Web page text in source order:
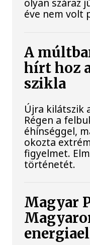
olyan száraz
éve nem volt
A
hírt hoz
szikla
Újra kilátszik
Régen a
éhínséggel,
okozta
figyelmet.
történetét.
Magyar